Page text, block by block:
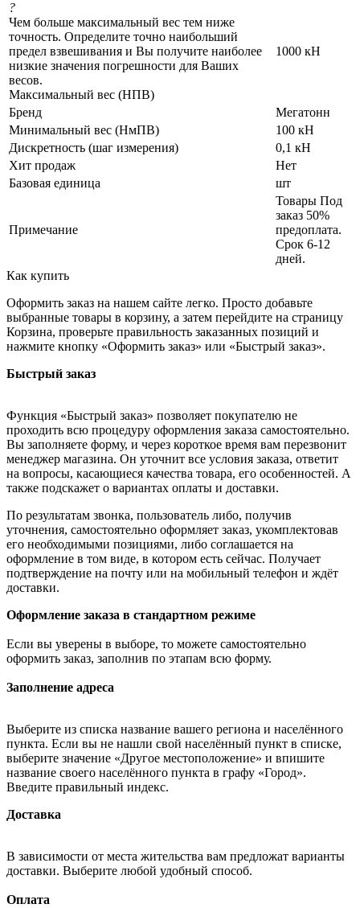
?
Чем больше максимальный вес тем ниже
точность. Определите точно наибольший
предел взвешивания и Вы получите наиболее
низкие значения погрешности для Ваших
весов.
Максимальный вес (НПВ)
1000 кН
Бренд
Мегатонн
Минимальный вес (НмПВ)
100 кН
Дискретность (шаг измерения)
0,1 кН
Хит продаж
Нет
Базовая единица
шт
Примечание
Товары Под
заказ 50%
предоплата.
Срок 6-12
дней.
Как купить
Оформить заказ на нашем сайте легко. Просто добавьте
выбранные товары в корзину, а затем перейдите на страницу
Корзина, проверьте правильность заказанных позиций и
нажмите кнопку «Оформить заказ» или «Быстрый заказ».
Быстрый заказ
Функция «Быстрый заказ» позволяет покупателю не
проходить всю процедуру оформления заказа самостоятельно.
Вы заполняете форму, и через короткое время вам перезвонит
менеджер магазина. Он уточнит все условия заказа, ответит
на вопросы, касающиеся качества товара, его особенностей. А
также подскажет о вариантах оплаты и доставки.
По результатам звонка, пользователь либо, получив
уточнения, самостоятельно оформляет заказ, укомплектовав
его необходимыми позициями, либо соглашается на
оформление в том виде, в котором есть сейчас. Получает
подтверждение на почту или на мобильный телефон и ждёт
доставки.
Оформление заказа в стандартном режиме
Если вы уверены в выборе, то можете самостоятельно
оформить заказ, заполнив по этапам всю форму.
Заполнение адреса
Выберите из списка название вашего региона и населённого
пункта. Если вы не нашли свой населённый пункт в списке,
выберите значение «Другое местоположение» и впишите
название своего населённого пункта в графу «Город».
Введите правильный индекс.
Доставка
В зависимости от места жительства вам предложат варианты
доставки. Выберите любой удобный способ.
Оплата